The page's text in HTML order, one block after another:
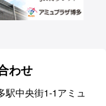
わせ
駅中央街1-1アミュ